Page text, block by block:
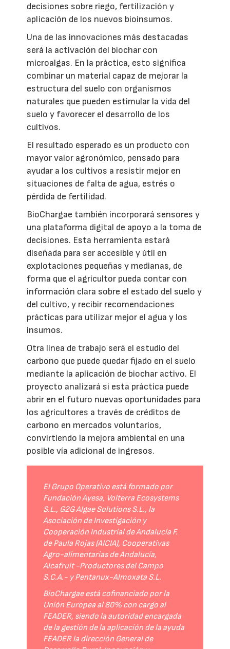
decisiones sobre riego, fertilización y
aplicación de los nuevos bioinsumos.
Una de las innovaciones más destacadas
será la activación del biochar con
microalgas. En la práctica, esto significa
combinar un material capaz de mejorar la
estructura del suelo con organismos
naturales que pueden estimular la vida del
suelo y favorecer el desarrollo de los
cultivos.
El resultado esperado es un producto con
mayor valor agronómico, pensado para
ayudar a los cultivos a resistir mejor en
situaciones de falta de agua, estrés o
pérdida de fertilidad.
BioChargae también incorporará sensores y
una plataforma digital de apoyo a la toma de
decisiones. Esta herramienta estará
diseñada para ser accesible y útil en
explotaciones pequeñas y medianas, de
forma que el agricultor pueda contar con
información clara sobre el estado del suelo y
del cultivo, y recibir recomendaciones
prácticas para utilizar mejor el agua y los
insumos.
Otra línea de trabajo será el estudio del
carbono que puede quedar fijado en el suelo
mediante la aplicación de biochar activo. El
proyecto analizará si esta práctica puede
abrir en el futuro nuevas oportunidades para
los agricultores a través de créditos de
carbono en mercados voluntarios,
convirtiendo la mejora ambiental en una
posible vía adicional de ingresos.
El Grupo Operativo está formado por
Fundación Ayesa, Volterra Ecosystems
S.L., G2G Algae Solutions S.L., la
Asociación de Investigación y
Cooperación Industrial de Andalucía F.
de Paula Rojas (AICIA), Cooperativas
Agro-alimentarias de Andalucía,
Alcafruit -Productores del Campo
S.C.A.- y Pentanux-Almoxata S.L.
BioChargae está cofinanciado por la
Unión Europea al 80% con cargo al
FEADER, siendo la autoridad encargada
de la gestión de la aplicación de la ayuda
FEADER la dirección General de